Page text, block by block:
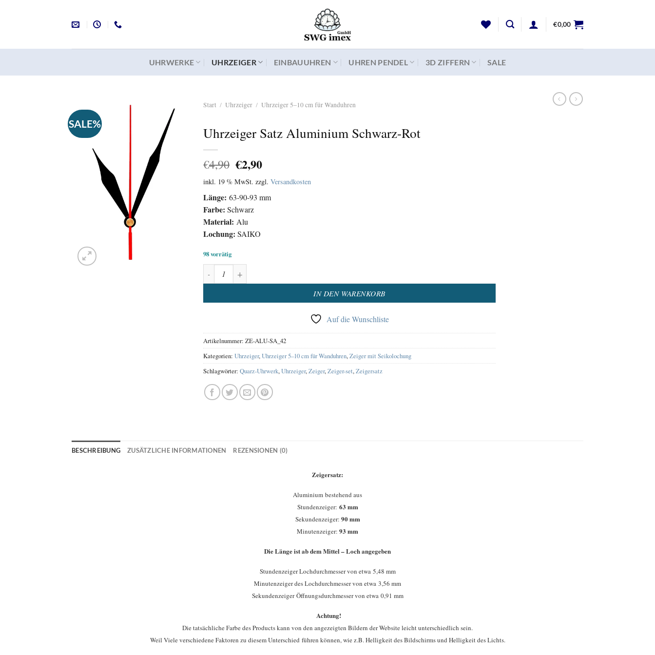
€0,00
UHRWERKE UHRZEIGER EINBAUUHREN UHREN PENDEL 3D ZIFFERN SALE
SALE%
Auf
die
Wunschliste
Start / Uhrzeiger / Uhrzeiger 5–10 cm für Wanduhren
Uhrzeiger Satz Aluminium Schwarz-Rot
€4,90 Ursprünglicher
Preis
war:
€4,90
€2,90Aktueller
Preis
ist:
€2,90.
inkl. 19 % MwSt. zzgl. Versandkosten
Länge: 63-90-93 mm
Farbe: Schwarz
Material: Alu
Lochung: SAIKO
98 vorrätig
Uhrzeiger Satz Aluminium Schwarz-Rot Menge
IN DEN WARENKORB
Alternative:
Auf die Wunschliste
Artikelnummer: ZE-ALU-SA_42
Kategorien: Uhrzeiger, Uhrzeiger 5–10 cm für Wanduhren, Zeiger mit Seikolochung
Schlagwörter: Quarz-Uhrwerk, Uhrzeiger, Zeiger, Zeiger-set, Zeigersatz
BESCHREIBUNG ZUSÄTZLICHE INFORMATIONEN REZENSIONEN (0)
Zeigersatz:
Aluminium bestehend aus
Stundenzeiger: 63 mm
Sekundenzeiger: 90 mm
Minutenzeiger: 93 mm
Die Länge ist ab dem Mittel – Loch angegeben
Stundenzeiger Lochdurchmesser von etwa 5,48 mm
Minutenzeiger des Lochdurchmesser von etwa 3,56 mm
Sekundenzeiger Öffnungsdurchmesser von etwa 0,91 mm
Achtung!
Die tatsächliche Farbe des Products kann von den angezeigten Bildern der Website leicht unterschiedlich sein.
Weil Viele verschiedene Faktoren zu diesem Unterschied führen können, wie z.B. Helligkeit des Bildschirms und Helligkeit des Lichts.